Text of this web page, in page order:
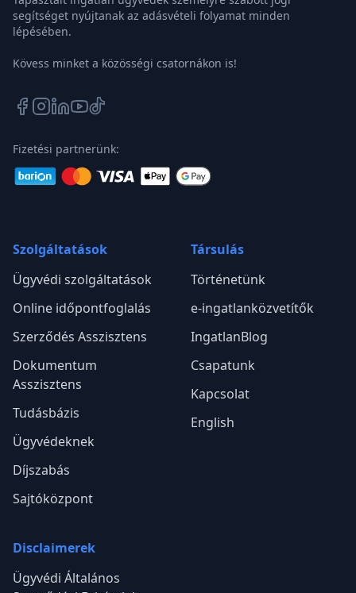
segítséget nyújtanak az adásvételi folyamat minden
lépésében.
Kövess minket a közösségi csatornákon is!
Fizetési partnerünk:
Szolgáltatások
Ügyvédi szolgáltatások
Online időpontfoglalás
Szerződés Asszisztens
Dokumentum
Asszisztens
Tudásbázis
Ügyvédeknek
Díjszabás
Sajtóközpont
Társulás
Történetünk
e-ingatlanközvetítők
IngatlanBlog
Csapatunk
Kapcsolat
English
Disclaimerek
Ügyvédi Általános